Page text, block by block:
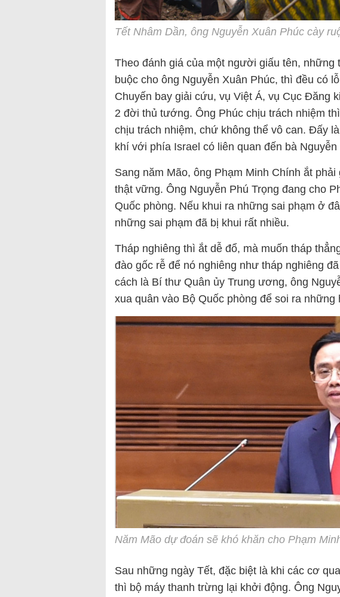
Tết Nhâm Dần, ông Nguyễn Xuân Phúc cày
Theo đánh giá của một người giấu tên, những
buộc cho ông Nguyễn Xuân Phúc, thì đều có
Chuyến bay giải cứu, vụ Việt Á, vụ Cục Đăng
2 đời thủ tướng. Ông Phúc chịu trách nhiệm
chịu trách nhiệm, chứ không thể vô can. Đấy
khí với phía Israel có liên quan đến bà Nguyễn
Sang năm Mão, ông Phạm Minh Chính ắt
thật vững. Ông Nguyễn Phú Trọng đang cho
Quốc phòng. Nếu khui ra những sai phạm ở
những sai phạm đã bị khui rất nhiều.
Tháp nghiêng thì ắt dễ đổ, mà muốn tháp
đào gốc rễ để nó nghiêng như tháp nghiêng
cách là Bí thư Quân ủy Trung ương, ông
xua quân vào Bộ Quốc phòng để soi ra
Năm Mão dự đoán sẽ khó khăn cho Phạm
Sau những ngày Tết, đặc biệt là khi các cơ
thì bộ máy thanh trừng lại khởi động. Ông